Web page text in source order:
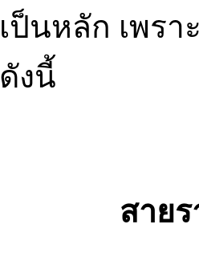
เป็นหลัก เพร
ดังนี้
สายรายง